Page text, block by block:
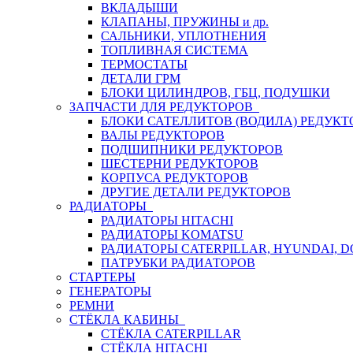
ВКЛАДЫШИ
КЛАПАНЫ, ПРУЖИНЫ и др.
САЛЬНИКИ, УПЛОТНЕНИЯ
ТОПЛИВНАЯ СИСТЕМА
ТЕРМОСТАТЫ
ДЕТАЛИ ГРМ
БЛОКИ ЦИЛИНДРОВ, ГБЦ, ПОДУШКИ
ЗАПЧАСТИ ДЛЯ РЕДУКТОРОВ
БЛОКИ САТЕЛЛИТОВ (ВОДИЛА)
ВАЛЫ РЕДУКТОРОВ
ПОДШИПНИКИ РЕДУКТОРОВ
ШЕСТЕРНИ РЕДУКТОРОВ
КОРПУСА РЕДУКТОРОВ
ДРУГИЕ ДЕТАЛИ РЕДУКТОРОВ
РАДИАТОРЫ
РАДИАТОРЫ HITACHI
РАДИАТОРЫ KOMATSU
РАДИАТОРЫ CATERPILLAR, HYUNDAI,
ПАТРУБКИ РАДИАТОРОВ
СТАРТЕРЫ
ГЕНЕРАТОРЫ
РЕМНИ
СТЁКЛА КАБИНЫ
СТЁКЛА CATERPILLAR
СТЁКЛА HITACHI